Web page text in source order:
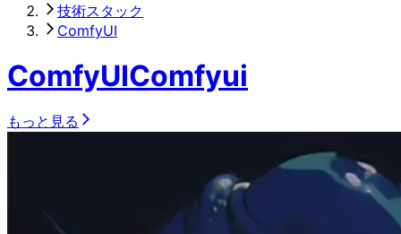
技術スタック
ComfyUI
ComfyUIComfyui
もっと見る